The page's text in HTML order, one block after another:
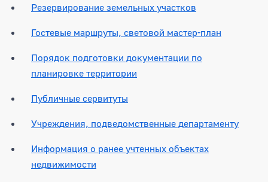
Резервирование земельных участков
Гостевые маршруты, световой мастер-план
Порядок подготовки документации по
планировке территории
Публичные сервитуты
Учреждения, подведомственные департаменту
Информация о ранее учтенных объектах
недвижимости